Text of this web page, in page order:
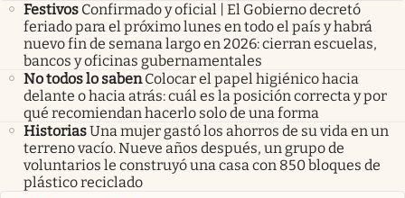
Festivos Confirmado y oficial | El Gobierno decretó
feriado para el próximo lunes en todo el país y habrá
nuevo fin de semana largo en 2026: cierran escuelas,
bancos y oficinas gubernamentales
No todos lo saben Colocar el papel higiénico hacia
delante o hacia atrás: cuál es la posición correcta y por
qué recomiendan hacerlo solo de una forma
HistoriasUna mujer gastó los ahorros de su vida en un
terreno vacío. Nueve años después, un grupo de
voluntarios le construyó una casa con 850 bloques de
plástico reciclado